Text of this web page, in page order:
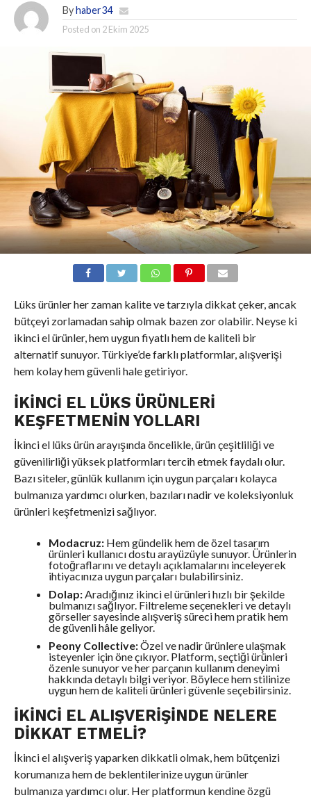
By haber34
Posted on 2 Ekim 2025
Lüks ürünler her zaman kalite ve tarzıyla dikkat çeker, ancak
bütçeyi zorlamadan sahip olmak bazen zor olabilir. Neyse ki
ikinci el ürünler, hem uygun fiyatlı hem de kaliteli bir
alternatif sunuyor. Türkiye’de farklı platformlar, alışverişi
hem kolay hem güvenli hale getiriyor.
İKINCI EL LÜKS ÜRÜNLERI
KEŞFETMENIN YOLLARI
İkinci el lüks ürün arayışında öncelikle, ürün çeşitliliği ve
güvenilirliği yüksek platformları tercih etmek faydalı olur.
Bazı siteler, günlük kullanım için uygun parçaları kolayca
bulmanıza yardımcı olurken, bazıları nadir ve koleksiyonluk
ürünleri keşfetmenizi sağlıyor.
Modacruz:Hem gündelik hem de özel tasarım
ürünleri kullanıcı dostu arayüzüyle sunuyor. Ürünlerin
fotoğraflarını ve detaylı açıklamalarını inceleyerek
ihtiyacınıza uygun parçaları bulabilirsiniz.
Dolap:Aradığınız ikinci el ürünleri hızlı bir şekilde
bulmanızı sağlıyor. Filtreleme seçenekleri ve detaylı
görseller sayesinde alışveriş süreci hem pratik hem
de güvenli hâle geliyor.
Peony Collective:Özel ve nadir ürünlere ulaşmak
isteyenler için öne çıkıyor. Platform, seçtiği ürünleri
özenle sunuyor ve her parçanın kullanım deneyimi
hakkında detaylı bilgi veriyor. Böylece hem stilinize
uygun hem de kaliteli ürünleri güvenle seçebilirsiniz.
İKINCI EL ALIŞVERIŞINDE NELERE
DIKKAT ETMELI?
İkinci el alışveriş yaparken dikkatli olmak, hem bütçenizi
korumanıza hem de beklentilerinize uygun ürünler
bulmanıza yardımcı olur. Her platformun kendine özgü